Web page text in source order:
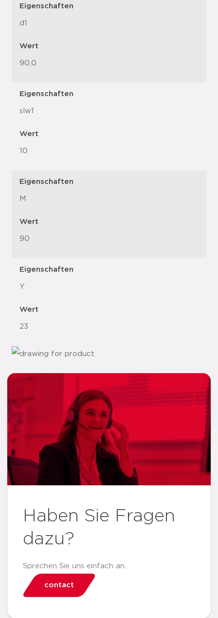
Eigenschaften
d1
Wert
90,0
Eigenschaften
slw1
Wert
10
Eigenschaften
M
Wert
90
Eigenschaften
Y
Wert
23
Haben Sie Fragen
dazu?
Sprechen Sie uns einfach an.
contact